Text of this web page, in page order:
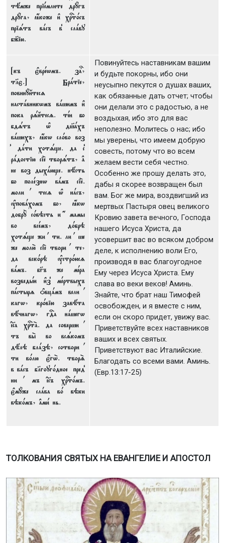
тёмже пріeмлите дрyгъ
дрyга, ћкоже и3 хrт0съ
пріsтъ вaсъ в8 слaву
б9ію.
[къ є3врewмъ. за?,
тlє.] Брaтіе,
повинyйтесz
настaвникwмъ вaшимъ и3
пока рsйтесz. тjи бо
бдsтъ њ дш7aхъ
вaшихъ, ћкw сл0во воз
8 дaти хотsще. да с8
рaдостію сіE творsтъ, ґ
не воз дыхaюще. нёсть
бо полeзнw вaмъ сіE.
моли 1 тесz њ нaсъ,
ўповaхомъ бо, ћкw
добрY с0вэсть и 4 мамы
во всeмъ, д0брэ
хотsще жи 1 ти. ли 1 ше
же молю2 сіE твори 1 те,
да вск0рэ ўстр0юсz
вaмъ. бGъ же мjра
возведhи и3з8 мeртвыхъ
пaстырz nвцaмъ вели 1
кагw, кр0вію завёта
вёчнагw, гDа нaшегw
ї©а хrтA. да соверши 1
тъ вы2 во всsкомъ
дёлэ блaзэ, сотвори 1
ти в0лю є3гw2. творS
в вaсъ бlгоуг0дное пред8
ни 1 мъ ї©ъ хrт0мъ.
є3мyже слaва в0 вэки
вэк0мъ, ґми1 нь.
Повинуйтесь наставникам вашим
и будьте покорны, ибо они
неусыпно пекутся о душах ваших,
как обязанные дать отчет; чтобы
они делали это с радостью, а не
воздыхая, ибо это для вас
неполезно. Молитесь о нас; ибо
мы уверены, что имеем добрую
совесть, потому что во всем
желаем вести себя честно.
Особенно же прошу делать это,
дабы я скорее возвращен был
вам. Бог же мира, воздвигший из
мертвых Пастыря овец великого
Кровию завета вечного, Господа
нашего Исуса Христа, да
усовершит вас во всяком добром
деле, к исполнению воли Его,
производя в вас благоугодное
Ему через Исуса Христа. Ему
слава во веки веков! Аминь.
Знайте, что брат наш Тимофей
освобожден, и я вместе с ним,
если он скоро придет, увижу вас.
Приветствуйте всех наставников
ваших и всех святых.
Приветствуют вас Италийские.
Благодать со всеми вами. Аминь.
(Евр.13:17-25)
ТОЛКОВАНИЯ СВЯТЫХ НА ЕВАНГЕЛИЕ И АПОСТОЛ